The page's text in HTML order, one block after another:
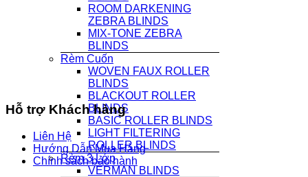
ROOM DARKENING
ZEBRA BLINDS
MIX-TONE ZEBRA
BLINDS
Rèm Cuốn
WOVEN FAUX ROLLER
BLINDS
BLACKOUT ROLLER
BLINDS
BASIC ROLLER BLINDS
LIGHT FILTERING
ROLLER BLINDS
Rèm 3 Lớp
VERMAN BLINDS
Hỗ trợ Khách hàng
Liên Hệ
Hướng Dẫn Mua Hàng
Chính sách bảo hành